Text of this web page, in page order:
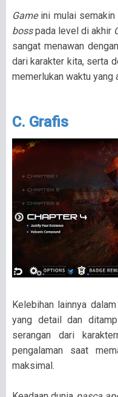
Game ini mulai
bosspada level di akhir
sangat menawan
dari karakter kita, serta
memerlukan waktu yang
C. Grafis
Kelebihan lainnya dalam
yang detail dan
serangan dari
pengalaman saat
maksimal.